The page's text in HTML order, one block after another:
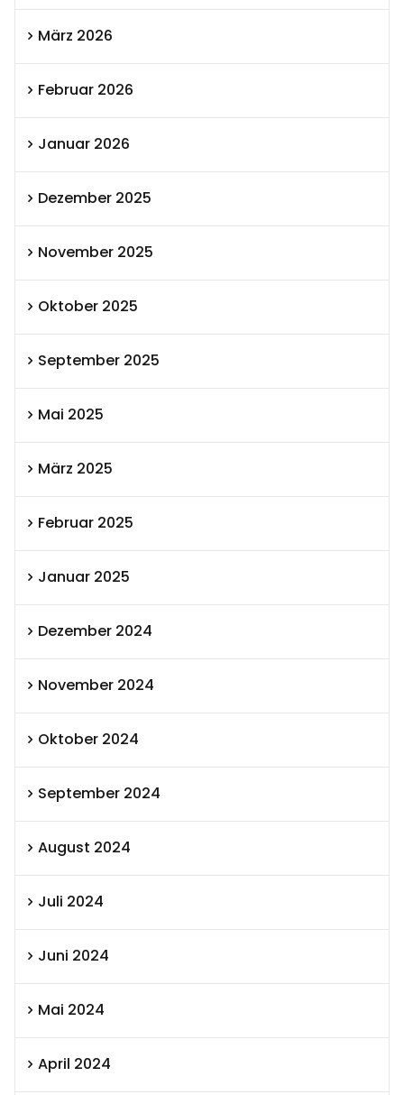
März 2026
Februar 2026
Januar 2026
Dezember 2025
November 2025
Oktober 2025
September 2025
Mai 2025
März 2025
Februar 2025
Januar 2025
Dezember 2024
November 2024
Oktober 2024
September 2024
August 2024
Juli 2024
Juni 2024
Mai 2024
April 2024